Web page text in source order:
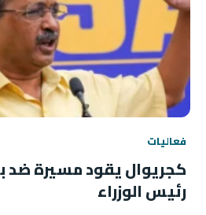
فعاليات
رئيس الوزراء